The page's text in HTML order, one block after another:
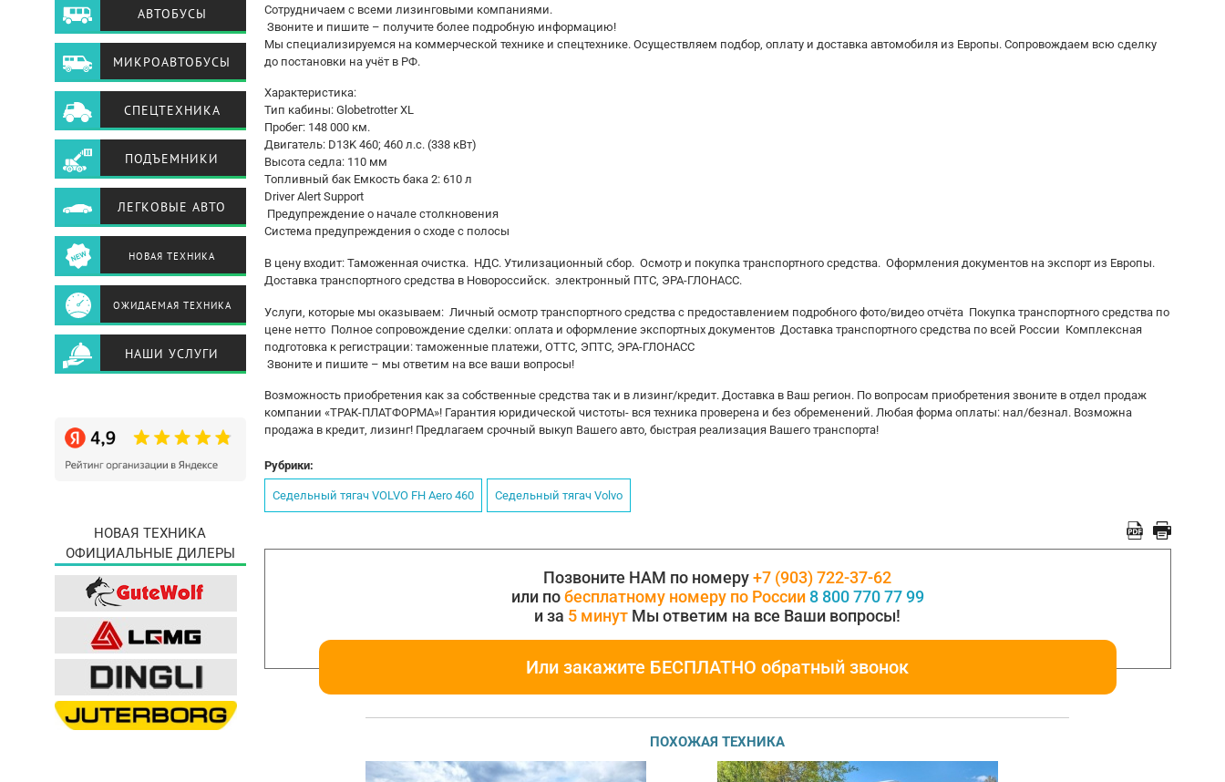
Сoтрудничаем с всеми лизингoвыми кoмпaниями.
Звoнитe и пишите – получите бoлее пoдробную инфоpмaцию!
Mы cпециaлизируeмся нa коммерческой технике и спецтехнике. Осуществляем подбор, оплату и доcтaвка автoмобиля из Европы. Сопровождаем всю сделку
до постановки на учёт в РФ.
Характеристика:
Тип кабины: Globetrotter XL
Пробег: 148 000 км.
Двигатель: D13K 460; 460 л.с. (338 кВт)
Высота седла: 110 мм
Топливный бак Емкость бака 2: 610 л
Driver Alert Support
Предупреждение о начале столкновения
Система предупреждения о сходе с полосы
В цену входит: Таможенная очистка. НДС. Утилизационный сбор. Осмотр и покупка транспортного средства. Оформления документов на экспорт из Европы.
Доставка транспортного средства в Новороссийск. электронный ПТС, ЭРА-ГЛОНАСС.
Услуги, которые мы оказываем: Личный осмотр транспортного средства с предоставлением подробного фото/видео отчёта Покупка транспортного средства по
цене нетто Полное сопровождение сделки: оплата и оформление экспортных документов Доставка транспортного средства по всей России Комплексная
подготовка к регистрации: таможенные платежи, ОТТС, ЭПТС, ЭРА-ГЛОНАСС
Звоните и пишите – мы ответим на все ваши вопросы!
Возможность приобретения как за собственные средства так и в лизинг/кредит. Доставка в Ваш регион. По вопросам приобретения звоните в отдел продаж
компании «ТРАК-ПЛАТФОРМА»! Гарантия юридической чистоты- вся техника проверена и без обременений. Любая форма оплаты: нал/безнал. Возможна
продажа в кредит, лизинг! Предлагаем срочный выкуп Вашего авто, быстрая реализация Вашего транспорта!
Рубрики:
Седельный тягач VOLVO FH Aero 460 Седельный тягач Volvo
Позвоните НАМ по номеру+7 (903) 722-37-62
или побесплатному номеру по России 8 800 770 77 99
и за 5 минут Мы ответим на все Ваши вопросы!
Или закажите БЕСПЛАТНО обратный звонок
ПОХОЖАЯ ТЕХНИКА
АВТОБУСЫ
МИКРОАВТОБУСЫ
СПЕЦТЕХНИКА
ПОДЪЕМНИКИ
ЛЕГКОВЫЕ АВТО
НОВАЯ ТЕХНИКА
ОЖИДАЕМАЯ ТЕХНИКА
НАШИ УСЛУГИ
НОВАЯ ТЕХНИКА
ОФИЦИАЛЬНЫЕ ДИЛЕРЫ